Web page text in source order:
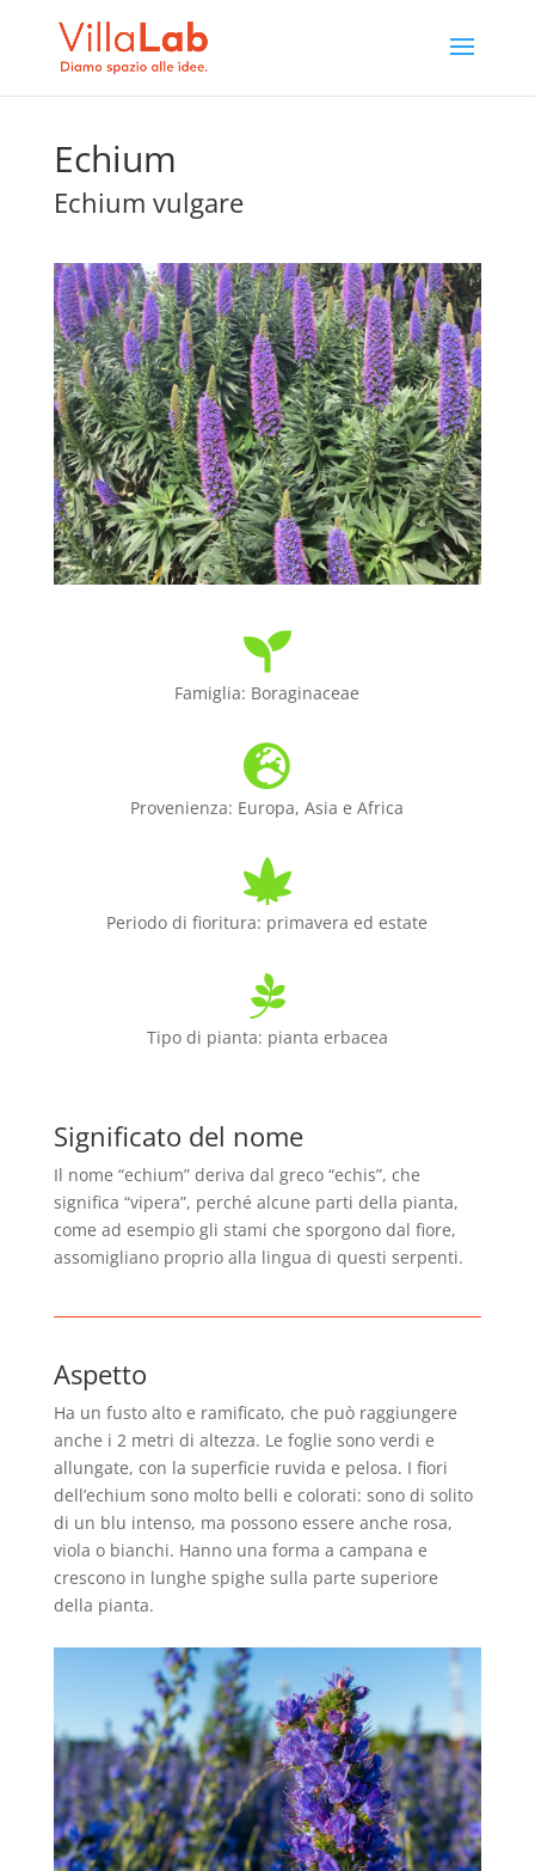
Echium
Echium vulgare

Famiglia: Boraginaceae

Provenienza: Europa, Asia e Africa

Periodo di fioritura: primavera ed estate

Tipo di pianta: pianta erbacea
Significato del nome
Il nome “echium” deriva dal greco “echis”, che
significa “vipera”, perché alcune parti della pianta,
come ad esempio gli stami che sporgono dal fiore,
assomigliano proprio alla lingua di questi serpenti.
Aspetto
Ha un fusto alto e ramificato, che può raggiungere
anche i 2 metri di altezza. Le foglie sono verdi e
allungate, con la superficie ruvida e pelosa. I fiori
dell’echium sono molto belli e colorati: sono di solito
di un blu intenso, ma possono essere anche rosa,
viola o bianchi. Hanno una forma a campana e
crescono in lunghe spighe sulla parte superiore
della pianta.